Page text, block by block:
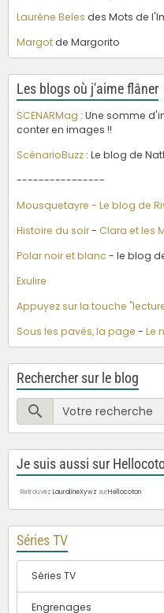
Laurène Beles des Mots de
Margotde Margorito
Les blogs où j'aime flâner
SCENARMag : Une somme
conter en images !!
ScénarioBuzz : Le blog de
----------------
Mousquetayre - Le blog de
Histoire du soir- Clara et les
Polar noir et blanc - le blog
Exulire
Appuyez sur la touche
Sous les pavés, la page - Le
Rechercher sur le blog
Je suis aussi sur
Retrouvez LauralineXywz surHellocoton
Séries TV
Séries TV
Engrenages